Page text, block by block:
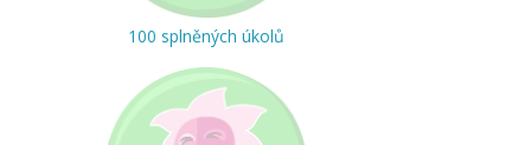
100 splněných úkolů